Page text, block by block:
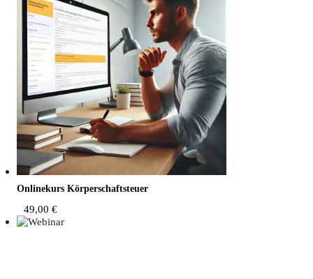
Online­kurs Körperschaftsteuer
49,00 €